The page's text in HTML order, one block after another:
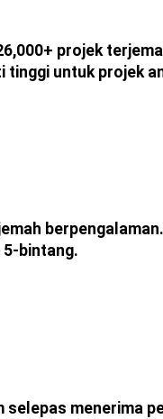
projek
untuk projek
5-bintang.
menerima